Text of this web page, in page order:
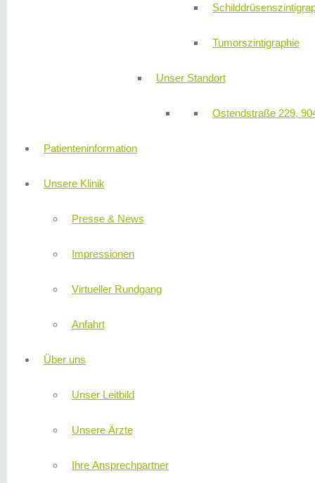
Tumorszintigraphie
Unser Standort
Ostendstraße 229,
Patienteninformation
Unsere Klinik
Presse & News
Impressionen
Virtueller Rundgang
Anfahrt
Über uns
Unser Leitbild
Unsere Ärzte
Ihre Ansprechpartner